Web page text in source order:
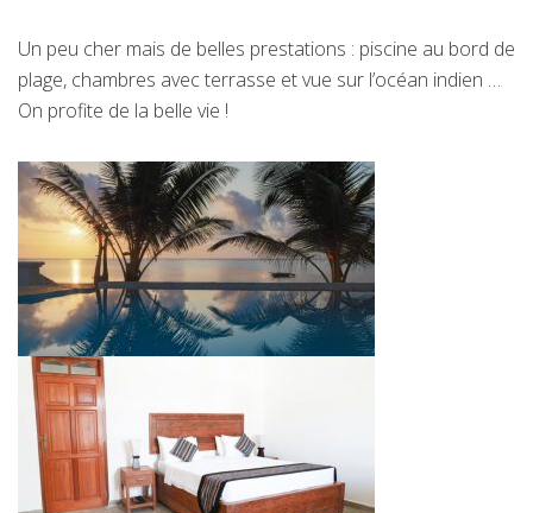
Un peu cher mais de belles prestations : piscine au bord de
plage, chambres avec terrasse et vue sur l’océan indien …
On profite de la belle vie !